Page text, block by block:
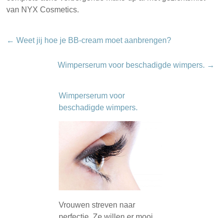
van NYX Cosmetics.
← Weet jij hoe je BB-cream moet aanbrengen?
Wimperserum voor beschadigde wimpers. →
Wimperserum voor
beschadigde wimpers.
Vrouwen streven naar